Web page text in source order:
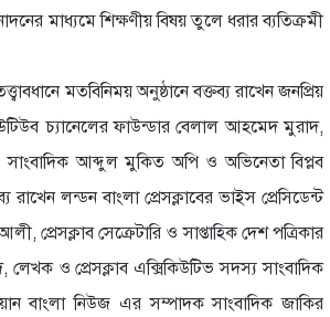
মাধ্যমে শিক্ষণীয় বিষয় তুলে ধরার ব্যতিক্রমী
মতবিনিময় অনুষ্ঠানে বক্তব্য রাখেন জনপ্রিয়
চ্যানেলের ফাউন্ডার বেলাল আহমেদ মুরাদ,
আব্দুল মুকিত অপি ও অভিনেতা বিপ্লব
লন্ডন বাংলা প্রেসক্লাবের ভাইস প্রেসিডেন্ট
প্রেসক্লাব সেক্রেটারি ও সাপ্তাহিক দেশ পত্রিকার
ও প্রেসক্লাব এক্সিকিউটিভ সদস্য সাংবাদিক
বাংলা নিউজ এর সম্পাদক সাংবাদিক জাকির